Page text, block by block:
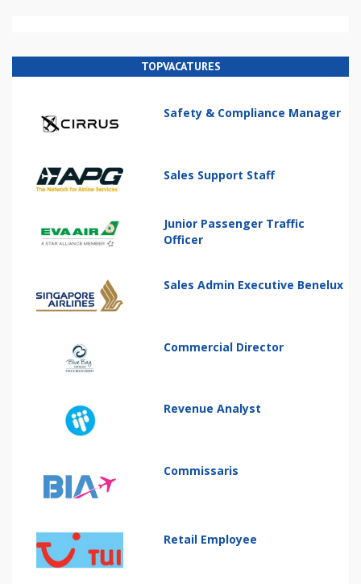
TOPVACATURES
Safety & Compliance Manager
Sales Support Staff
Junior Passenger Traffic
Officer
Sales Admin Executive Benelux
Commercial Director
Revenue Analyst
Commissaris
Retail Employee